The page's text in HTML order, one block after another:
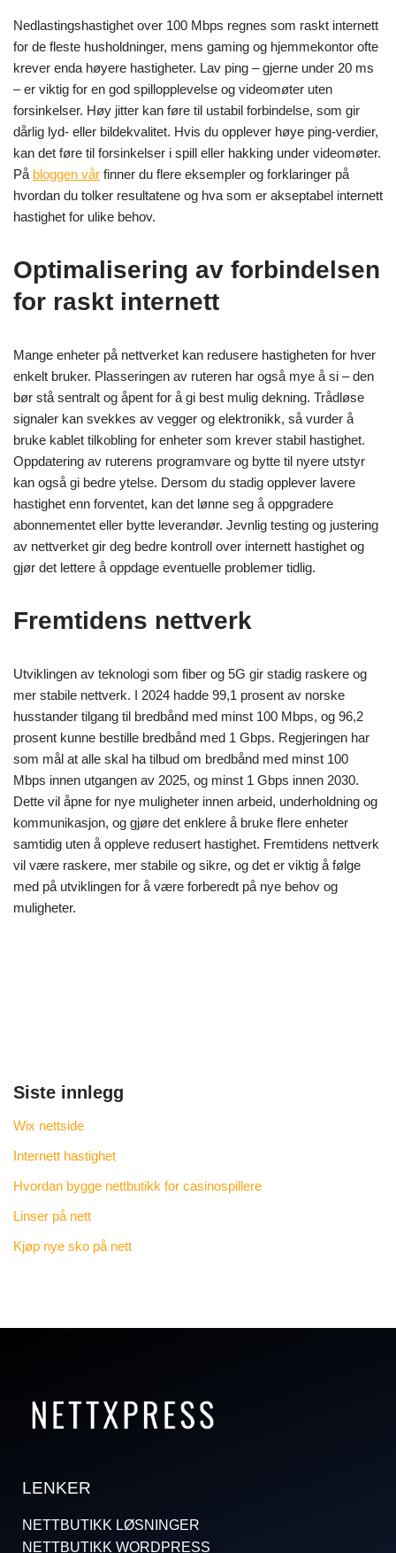
Nedlastingshastighet over 100 Mbps regnes som raskt internett
for de fleste husholdninger, mens gaming og hjemmekontor ofte
krever enda høyere hastigheter. Lav ping – gjerne under 20 ms
– er viktig for en god spillopplevelse og videomøter uten
forsinkelser. Høy jitter kan føre til ustabil forbindelse, som gir
dårlig lyd- eller bildekvalitet. Hvis du opplever høye ping-verdier,
kan det føre til forsinkelser i spill eller hakking under videomøter.
På bloggen vår finner du flere eksempler og forklaringer på
hvordan du tolker resultatene og hva som er akseptabel internett
hastighet for ulike behov.
Optimalisering av forbindelsen
for raskt internett
Mange enheter på nettverket kan redusere hastigheten for hver
enkelt bruker. Plasseringen av ruteren har også mye å si – den
bør stå sentralt og åpent for å gi best mulig dekning. Trådløse
signaler kan svekkes av vegger og elektronikk, så vurder å
bruke kablet tilkobling for enheter som krever stabil hastighet.
Oppdatering av ruterens programvare og bytte til nyere utstyr
kan også gi bedre ytelse. Dersom du stadig opplever lavere
hastighet enn forventet, kan det lønne seg å oppgradere
abonnementet eller bytte leverandør. Jevnlig testing og justering
av nettverket gir deg bedre kontroll over internett hastighet og
gjør det lettere å oppdage eventuelle problemer tidlig.
Fremtidens nettverk
Utviklingen av teknologi som fiber og 5G gir stadig raskere og
mer stabile nettverk. I 2024 hadde 99,1 prosent av norske
husstander tilgang til bredbånd med minst 100 Mbps, og 96,2
prosent kunne bestille bredbånd med 1 Gbps. Regjeringen har
som mål at alle skal ha tilbud om bredbånd med minst 100
Mbps innen utgangen av 2025, og minst 1 Gbps innen 2030.
Dette vil åpne for nye muligheter innen arbeid, underholdning og
kommunikasjon, og gjøre det enklere å bruke flere enheter
samtidig uten å oppleve redusert hastighet. Fremtidens nettverk
vil være raskere, mer stabile og sikre, og det er viktig å følge
med på utviklingen for å være forberedt på nye behov og
muligheter.
Siste innlegg
Wix nettside
Internett hastighet
Hvordan bygge nettbutikk for casinospillere
Linser på nett
Kjøp nye sko på nett
LENKER
NETTBUTIKK LØSNINGER
NETTBUTIKK WORDPRESS